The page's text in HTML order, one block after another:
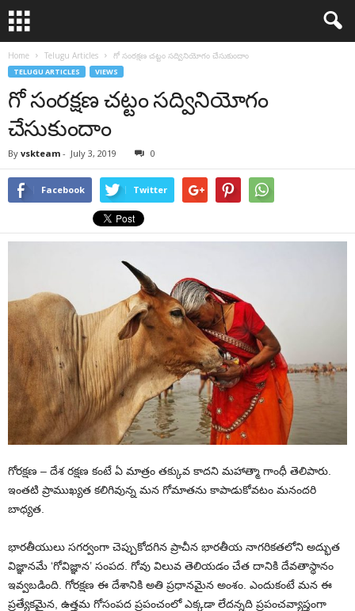
Home Telugu Articles గో సంరక్షణ చట్టం సద్వినియోగం చేసుకుందాం
TELUGU ARTICLES VIEWS
గో సంరక్షణ చట్టం సద్వినియోగం
చేసుకుందాం
By vskteam - July 3, 2019 0
Facebook Twitter
గోరక్షణ – దేశ రక్షణ కంటే ఏ మాత్రం తక్కువ కాదని మహాత్మా గాంధీ తెలిపారు.
ఇంతటి ప్రాముఖ్యత కలిగివున్న మన గోమాతను కాపాడుకోవటం మనందరి
బాధ్యత.
భారతీయులు సగర్వంగా చెప్పుకోదగిన ప్రాచీన భారతీయ నాగరికతలోని అద్భుత
విజ్ఞానమే ‘గోవిజ్ఞాన’ సంపద. గోవు విలువ తెలియడం చేత దానికి దేవతాస్థానం
ఇవ్వబడింది. గోరక్షణ ఈ దేశానికి అతి ప్రధానమైన అంశం. ఎందుకంటే మన ఈ
ప్రత్యేకమైన, ఉత్తమ గోసంపద ప్రపంచంలో ఎక్కడా లేదన్నది ప్రపంచవ్యాప్తంగా